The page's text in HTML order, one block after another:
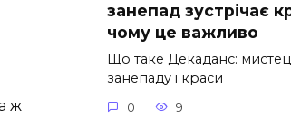
ж
занепад зустрічає
чому це важливо
Що таке Декаданс:
занепаду і краси
0 9